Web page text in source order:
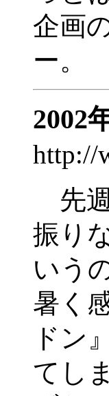
企画
ー。
2002
http://
先
振り
いう
暑く
ドン
てし